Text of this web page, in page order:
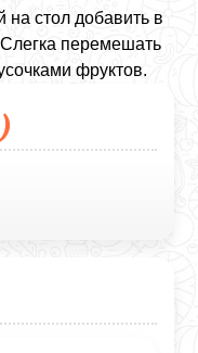
на стол добавить в
перемешать
фруктов.
)